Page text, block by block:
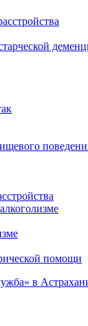
помощи
в